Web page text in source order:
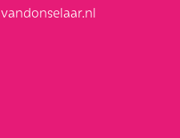
vandonselaar.nl